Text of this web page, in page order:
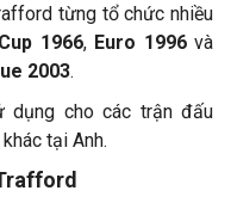
từng tổ chức nhiều
1966, Euro 1996và
2003.
dụng cho các trận đấu
tại Anh.